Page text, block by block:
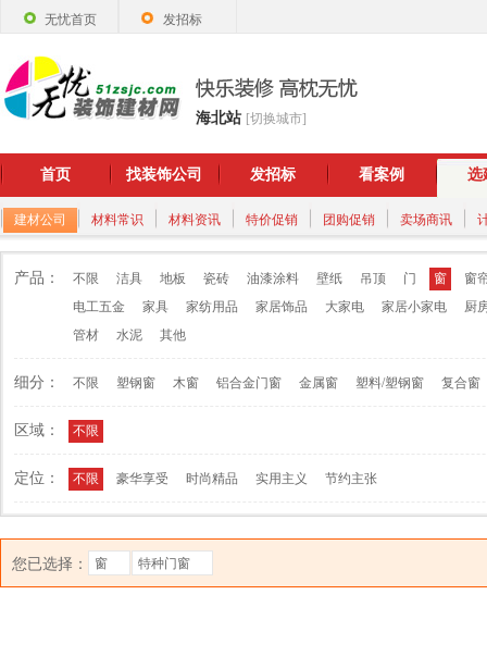
无忧首页 发招标
海北站 [切换城市]
首页 找装饰公司 发招标 看案例 选
建材公司 材料常识 材料资讯 特价促销 团购促销 卖场商讯
产品： 不限 洁具 地板 瓷砖 油漆涂料 壁纸 吊顶 门 窗
窗
电工五金
家具 家纺用品 家居饰品 大家电 家居小家电
厨
管材
水泥 其他
细分： 不限 塑钢窗 木窗 铝合金门窗 金属窗 塑料/塑钢窗 复合窗
区域： 不限
定位： 不限 豪华享受 时尚精品 实用主义 节约主张
您已选择： 窗 特种门窗